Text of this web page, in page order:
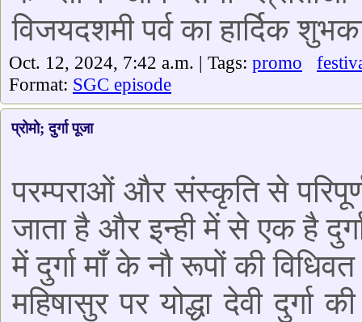
विजयदशमी पर्व का हार्दिक
Oct. 12, 2024, 7:42 a.m. | Tags: promo
Format: SGC episode
प्रोमो; दुर्गा पूजा
परम्पराओं और संस्कृति से परिपूर्ण
जाता है और इन्ही में से एक है
में दुर्गा माँ के नौ रूपों की
महिषासुर पर योद्धा देवी दुर्गा